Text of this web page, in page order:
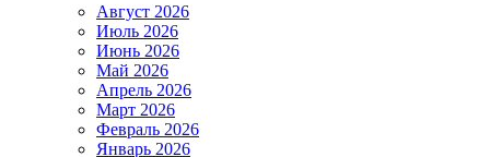
Август 2026
Июль 2026
Июнь 2026
Май 2026
Апрель 2026
Март 2026
Февраль 2026
Январь 2026